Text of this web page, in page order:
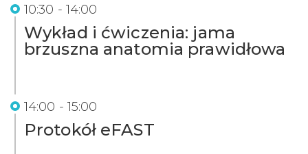
10:30 - 14:00
Wykład i ćwiczenia: jama
brzuszna anatomia prawidłowa
14:00 - 15:00
Protokół eFAST